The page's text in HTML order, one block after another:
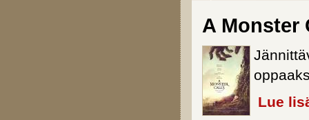
A Monster
Lue